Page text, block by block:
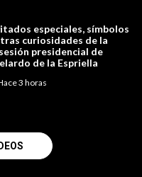
especiales, símbolos
curiosidades de la
presidencial de
de la Espriella
3 horas